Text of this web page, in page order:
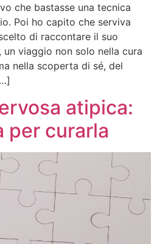
che bastasse una tecnica
Poi ho capito che serviva
di raccontare il suo
viaggio non solo nella cura
nella scoperta di sé, del
atipica:
per curarla